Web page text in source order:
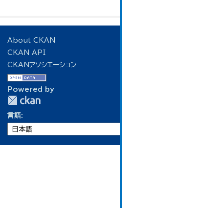
About CKAN
CKAN API
CKANアソシエーション
Powered by
言語